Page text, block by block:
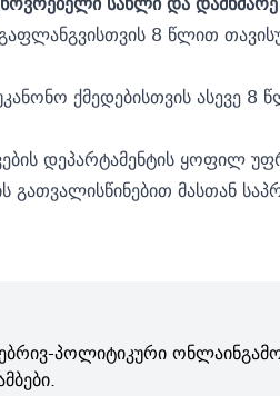
8 წლით
ქმედებისთვის ასევე 8
დეპარტამენტის ყოფილ
მასთან
პოლიტიკური